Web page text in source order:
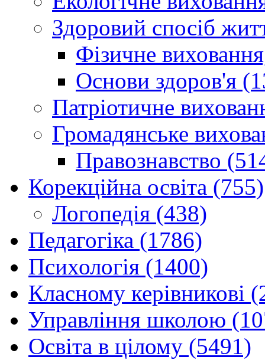
Здоровий спосіб
Фізичне
Основи здоров'я
Патріотичне
Громадянське
Правознавство
Корекційна освіта (755)
Логопедія (438)
Педагогіка (1786)
Психологія (1400)
Класному керівникові
Управління школою
Освіта в цілому (5491)